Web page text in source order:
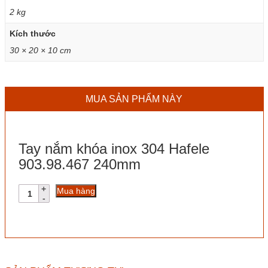
2 kg
Kích thước
30 × 20 × 10 cm
MUA SẢN PHẨM NÀY
Tay nắm khóa inox 304 Hafele
903.98.467 240mm
Tay
nắm
Mua hàng